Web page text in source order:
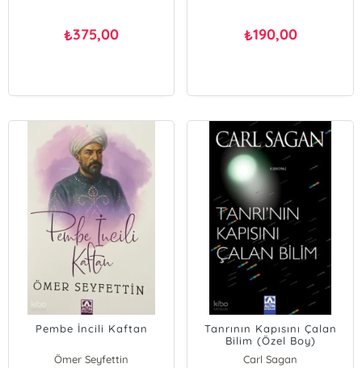
₺375,00 ₺190,00
Pembe İncili Kaftan
Ömer Seyfettin
Tanrının Kapısını Çalan
Bilim (Özel Boy)
Carl Sagan